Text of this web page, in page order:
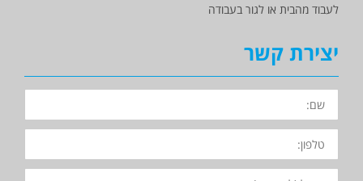
לעבוד מהבית או לגור בעבודה
יצירת קשר
השם
הטלפון
האימייל